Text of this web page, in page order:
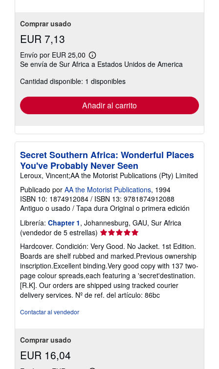
Comprar usado
EUR 7,13
Envío por EUR 25,00
Más
información
las
tarifas
envío
Se envía de Sur Africa a Estados Unidos de America
Cantidad disponible: 1 disponibles
Añadir al carrito
Secret Southern Africa: Wonderful Places
You've Probably Never Seen
Leroux, Vincent;AA the Motorist Publications (Pty) Limited
Publicado por AA the Motorist Publications, 1994
ISBN 10: 1874912084 / ISBN 13: 9781874912088
Antiguo o usado / Tapa dura Original o primera edición
Librería: Chapter 1, Johannesburg, GAU, Sur Africa
(vendedor de 5 estrellas) Calificación
del
vendedor:
5
de
5
estrellas
Hardcover. Condición: Very Good. No Jacket. 1st Edition.
Boards are shelf rubbed and marked.Previous ownership
inscription.Excellent binding.Very good copy with 137 two-
page colour spreads,each featuring a 'secret'destination.
[R.K]. Our orders are shipped using tracked courier
delivery services. Nº de ref. del artículo: 86bc
Contactar al vendedor
Comprar usado
EUR 16,04